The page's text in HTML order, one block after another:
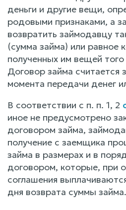
деньги и другие вещи,
родовыми признаками, а
возвратить займодавцу
(сумма займа) или равное
полученных им вещей
Договор займа считается
момента передачи денег
В соответствии с п. п. 1, 2
иное не предусмотрено
договором займа,
получение с заемщика
займа в размерах и в
договором, которые, при
соглашения
дня возврата суммы займа.